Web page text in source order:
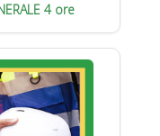
4 ore